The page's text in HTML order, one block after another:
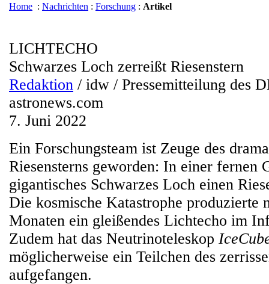
Home : Nachrichten : Forschung : Artikel
LICHTECHO
Schwarzes Loch zerreißt Riesenstern
Redaktion / idw / Pressemitteilung des
astronews.com
7. Juni 2022
Ein Forschungsteam ist Zeuge des
Riesensterns geworden: In einer fernen
gigantisches Schwarzes Loch einen
Die kosmische Katastrophe produzierte
Monaten ein gleißendes Lichtecho im
Zudem hat das Neutrinoteleskop
möglicherweise ein Teilchen des
aufgefangen.